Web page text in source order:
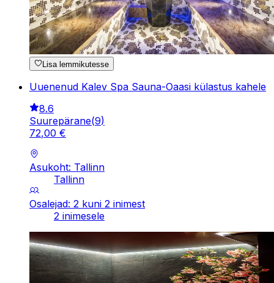
Lisa lemmikutesse
Uuenenud Kalev Spa Sauna-Oaasi külastus kahele
8.6
Suurepärane(9)
72,00 €
Asukoht: Tallinn
Tallinn
Osalejad: 2 kuni 2 inimest
2 inimesele